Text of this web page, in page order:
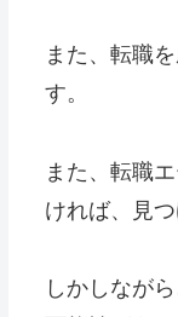
また、転職
す。
また、転職
ければ、見
しかしなが